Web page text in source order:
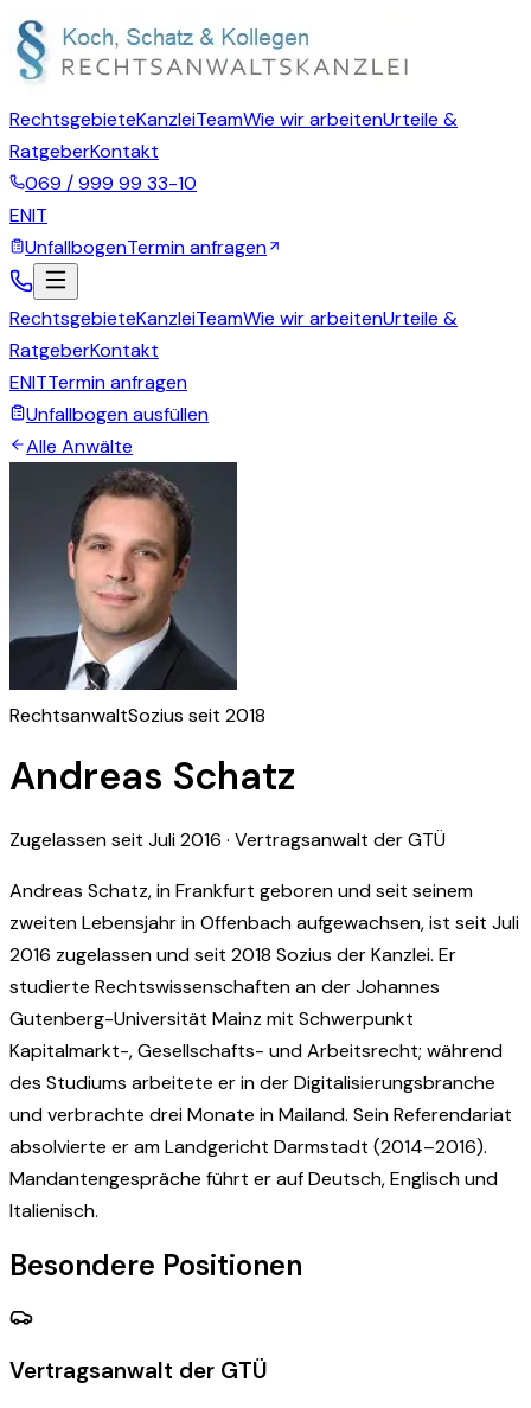
RechtsgebieteKanzleiTeamWie wir arbeitenUrteile &
RatgeberKontakt
069 / 999 99 33-10
ENIT
UnfallbogenTermin anfragen
RechtsgebieteKanzleiTeamWie wir arbeitenUrteile &
RatgeberKontakt
ENITTermin anfragen
Unfallbogen ausfüllen
Alle Anwälte
RechtsanwaltSozius seit 2018
Andreas Schatz
Zugelassen seit Juli 2016 · Vertragsanwalt der GTÜ
Andreas Schatz, in Frankfurt geboren und seit seinem
zweiten Lebensjahr in Offenbach aufgewachsen, ist seit Juli
2016 zugelassen und seit 2018 Sozius der Kanzlei. Er
studierte Rechtswissenschaften an der Johannes
Gutenberg-Universität Mainz mit Schwerpunkt
Kapitalmarkt-, Gesellschafts- und Arbeitsrecht; während
des Studiums arbeitete er in der Digitalisierungsbranche
und verbrachte drei Monate in Mailand. Sein Referendariat
absolvierte er am Landgericht Darmstadt (2014–2016).
Mandantengespräche führt er auf Deutsch, Englisch und
Italienisch.
Besondere Positionen
Vertragsanwalt der GTÜ